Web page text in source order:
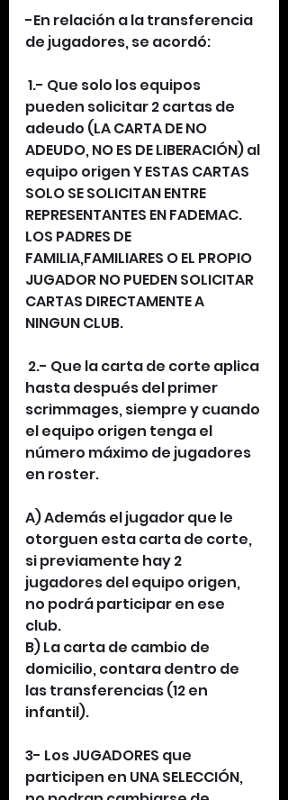
-En relación a la transferencia
de jugadores, se acordó:
pueden solicitar 2 cartas de
adeudo (LA CARTA DE NO
ADEUDO, NO ES DE LIBERACIÓN) al
equipo origen Y ESTAS CARTAS
SOLO SE SOLICITAN ENTRE
REPRESENTANTES EN FADEMAC.
LOS PADRES DE
FAMILIA,FAMILIARES O EL PROPIO
JUGADOR NO PUEDEN SOLICITAR
CARTAS DIRECTAMENTE A
NINGUN CLUB.
hasta después del primer
scrimmages, siempre y cuando
el equipo origen tenga el
número máximo de jugadores
en roster.
A) Además el jugador que le
otorguen esta carta de corte,
si previamente hay 2
jugadores del equipo origen,
no podrá participar en ese
club.
B) La carta de cambio de
domicilio, contara dentro de
las transferencias (12 en
infantil).
3- Los JUGADORES que
participen en UNA SELECCIÓN,